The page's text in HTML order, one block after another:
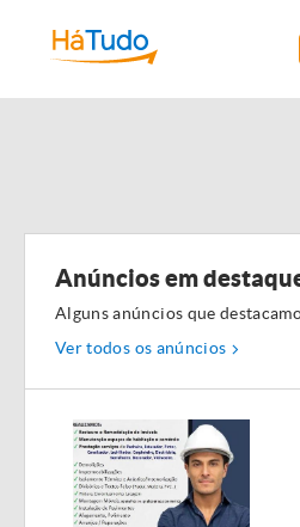
Anúncios em
Alguns anúncios que
Ver todos os anúncios